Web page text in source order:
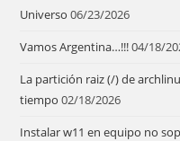
Universo 06/23/2026
Vamos Argentina…!!!04/18/
La partición raiz (/) de
tiempo 02/18/2026
Instalar w11 en equipo no